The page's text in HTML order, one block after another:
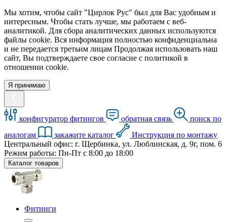
Мы хотим, чтобы сайт "Цирлок Рус" был для Вас удобным и
интересным. Чтобы стать лучше, мы работаем с веб-
аналитикой. Для сбора аналитических данных используются
файлы cookie. Вся информация полностью конфиденциальна
и не передается третьим лицам Продолжая использовать наш
сайт, Вы подтверждаете свое согласие с политикой в
отношении cookie.
Я принимаю
конфигуратор фитингов обратная связь
поиск по
аналогам
закажите каталог
Инструкция по монтажу
Центральный офис: г. Щербинка, ул. Люблинская, д. 9г, пом. 6
Режим работы: Пн-Пт с 8:00 до 18:00
Каталог товаров
Фитинги